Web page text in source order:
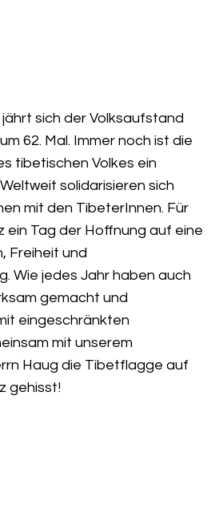
jährt sich der Volksaufstand
62. Mal. Immer noch ist die
tibetischen Volkes ein
solidarisieren sich
mit den TibeterInnen. Für
ein Tag der Hoffnung auf eine
Freiheit und
Wie jedes Jahr haben auch
gemacht und
eingeschränkten
mit unserem
Haug die Tibetflagge auf
gehisst!